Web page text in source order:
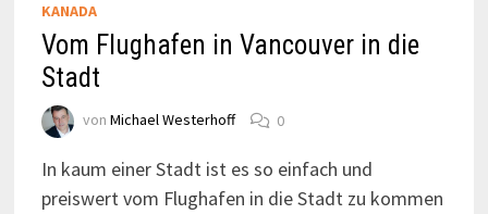
KANADA
Vom Flughafen in Vancouver in die
Stadt
von Michael Westerhoff 0
In kaum einer Stadt ist es so einfach und
preiswert vom Flughafen in die Stadt zu kommen